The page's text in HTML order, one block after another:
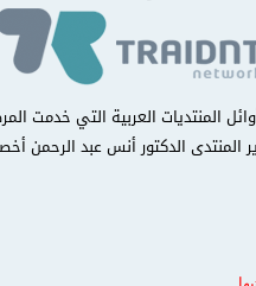
الدكتور أنس عبد الرحمن